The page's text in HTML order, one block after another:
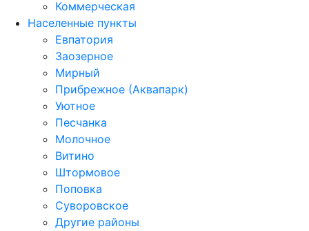
Коммерческая
Населенные пункты
Евпатория
Заозерное
Мирный
Прибрежное (Аквапарк)
Уютное
Песчанка
Молочное
Витино
Штормовое
Поповка
Суворовское
Другие районы